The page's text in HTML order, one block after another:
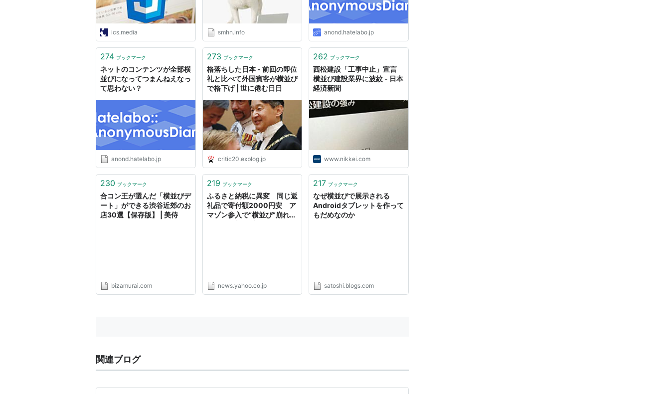
ics.media smhn.info anond.hatelabo.jp
274 ブックマーク
ネットのコンテンツが全部横
並びになってつまんねえなっ
て思わない？
anond.hatelabo.jp
273 ブックマーク
格落ちした日本 - 前回の即位
礼と比べて外国賓客が横並び
で格下げ | 世に倦む日日
critic20.exblog.jp
262 ブックマーク
西松建設「工事中止」宣言
横並び建設業界に波紋 - 日本
経済新聞
www.nikkei.com
230 ブックマーク
合コン王が選んだ「横並びデ
ート」ができる渋谷近郊のお
店30選【保存版】 | 美侍
bizamurai.com
219 ブックマーク
ふるさと納税に異変 同じ返
礼品で寄付額2000円安 ア
マゾン参入で“横並び”崩れる
news.yahoo.co.jp
217 ブックマーク
なぜ横並びで展示される
Androidタブレットを作って
もだめなのか
satoshi.blogs.com
関連ブログ